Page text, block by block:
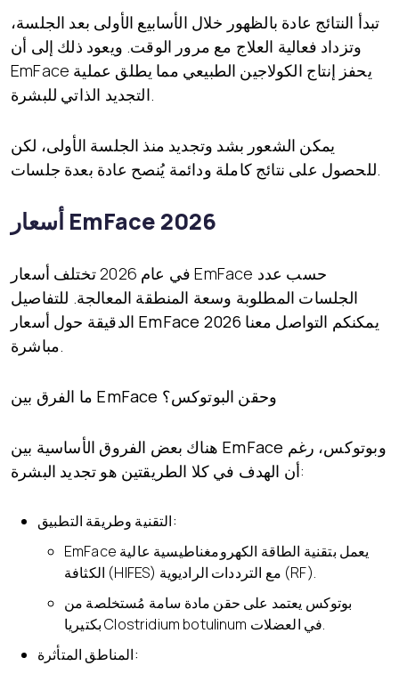
تبدأ النتائج عادة بالظهور خلال الأسابيع الأولى بعد الجلسة،
وتزداد فعالية العلاج مع مرور الوقت. ويعود ذلك إلى أن
EmFace يحفز إنتاج الكولاجين الطبيعي مما يطلق عملية
يمكن الشعور بشد وتجديد منذ الجلسة الأولى، لكن
أسعار EmFace 2026
في عام 2026 تختلف أسعار EmFace حسب عدد
الجلسات المطلوبة وسعة المنطقة المعالجة. للتفاصيل
الدقيقة حول أسعار EmFace 2026
ما الفرق بين EmFace وحقن البوتوكس؟
EmFace وبوتوكس، رغم
أن الهدف في كلا الطريقتين هو تجديد البشرة:
التقنية وطريقة التطبيق:
EmFace يعمل بتقنية الطاقة الكهرومغناطيسية عالية
الكثافة (HIFES) مع الترددات الراديوية (RF).
بوتوكس يعتمد على حقن مادة سامة مُستخلصة من
بكتيريا Clostridium botulinum في العضلات.
المناطق المتأثرة: